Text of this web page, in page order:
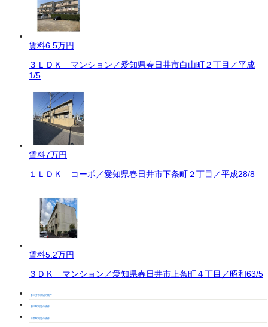
賃料6.5万円
３ＬＤＫ マンション／愛知県春日井市白山町２丁目／平成
1/5
賃料7万円
１ＬＤＫ コーポ／愛知県春日井市下条町２丁目／平成28/8
賃料5.2万円
３ＤＫ マンション／愛知県春日井市上条町４丁目／昭和63/5
春日井市周辺の物件
勝川駅周辺の物件
味美駅周辺の物件